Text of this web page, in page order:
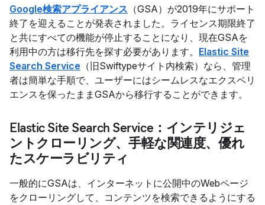
Google検索アプライアンス （GSA）が2019年にサポート
終了を迎えることが発表されました。ライセンス期限終了
と共にすべての機能が停止することになり、現在GSAを
利用中の方は移行先を探す必要があります。 Elastic Site
Search Service （旧Swiftypeサイト内検索）なら、管理
者は簡単な手順で、ユーザーにはシームレスなエクスペリ
エンスを保ったままGSAから移行することができます。
Elastic Site Search Service：インテリジェ
ントクローリング、手軽な関連度、優れ
たスケーラビリティ
一般的にGSAは、インターネットに公開中のWebページ
をクローリングして、コンテンツを検索できるようにする